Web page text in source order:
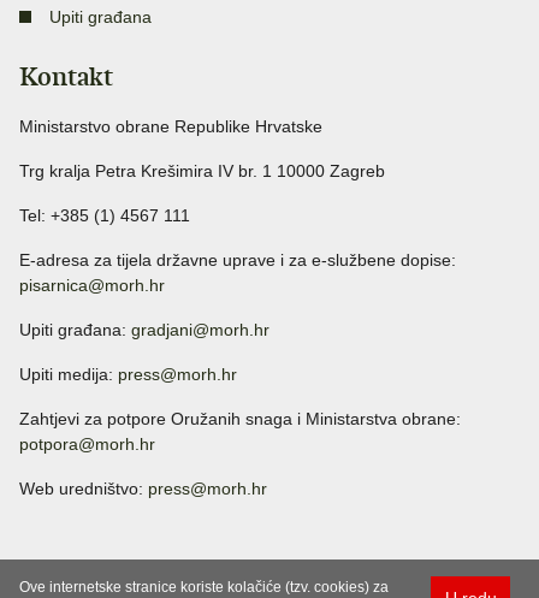
Upiti građana
Kontakt
Ministarstvo obrane Republike Hrvatske
Trg kralja Petra Krešimira IV br. 1 10000 Zagreb
Tel: +385 (1) 4567 111
E-adresa za tijela državne uprave i za e-službene dopise:
pisarnica@morh.hr
Upiti građana: gradjani@morh.hr
Upiti medija: press@morh.hr
Zahtjevi za potpore Oružanih snaga i Ministarstva obrane:
potpora@morh.hr
Web uredništvo: press@morh.hr
Ove internetske stranice koriste kolačiće (tzv. cookies) za